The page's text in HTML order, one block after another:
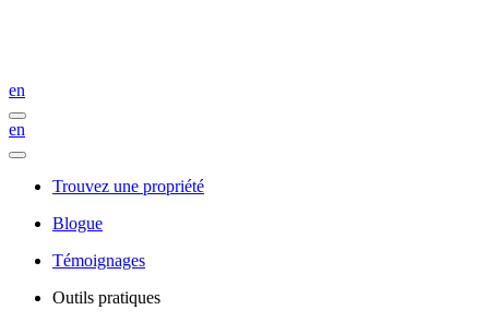
en
en
Trouvez une propriété
Blogue
Témoignages
Outils pratiques